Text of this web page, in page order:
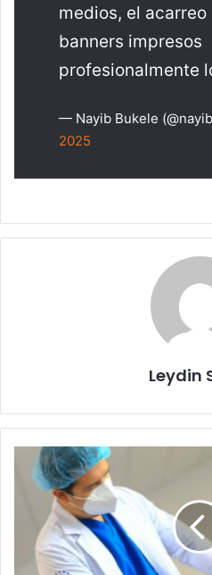
medios, el
banners impresos
profesionalmente
— Nayib Bukele
2025
Leydin
Asamblea
Legislativa
suscripción
préstamo